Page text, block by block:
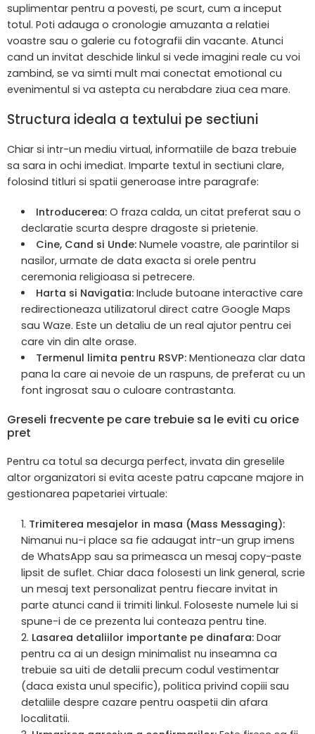
suplimentar pentru a povesti, pe scurt, cum a inceput
totul. Poti adauga o cronologie amuzanta a relatiei
voastre sau o galerie cu fotografii din vacante. Atunci
cand un invitat deschide linkul si vede imagini reale cu voi
zambind, se va simti mult mai conectat emotional cu
evenimentul si va astepta cu nerabdare ziua cea mare.
Structura ideala a textului pe sectiuni
Chiar si intr-un mediu virtual, informatiile de baza trebuie
sa sara in ochi imediat. Imparte textul in sectiuni clare,
folosind titluri si spatii generoase intre paragrafe:
Introducerea:O fraza calda, un citat preferat sau o
declaratie scurta despre dragoste si prietenie.
Cine, Cand si Unde:Numele voastre, ale parintilor si
nasilor, urmate de data exacta si orele pentru
ceremonia religioasa si petrecere.
Harta si Navigatia:Include butoane interactive care
redirectioneaza utilizatorul direct catre Google Maps
sau Waze. Este un detaliu de un real ajutor pentru cei
care vin din alte orase.
Termenul limita pentru RSVP:Mentioneaza clar data
pana la care ai nevoie de un raspuns, de preferat cu un
font ingrosat sau o culoare contrastanta.
Greseli frecvente pe care trebuie sa le eviti cu orice
pret
Pentru ca totul sa decurga perfect, invata din greselile
altor organizatori si evita aceste patru capcane majore in
gestionarea papetariei virtuale:
Trimiterea mesajelor in masa (Mass Messaging):
Nimanui nu-i place sa fie adaugat intr-un grup imens
de WhatsApp sau sa primeasca un mesaj copy-paste
lipsit de suflet. Chiar daca folosesti un link general, scrie
un mesaj text personalizat pentru fiecare invitat in
parte atunci cand ii trimiti linkul. Foloseste numele lui si
spune-i de ce prezenta lui conteaza pentru tine.
Lasarea detaliilor importante pe dinafara: Doar
pentru ca ai un design minimalist nu inseamna ca
trebuie sa uiti de detalii precum codul vestimentar
(daca exista unul specific), politica privind copiii sau
detaliile despre cazare pentru oaspetii din afara
localitatii.